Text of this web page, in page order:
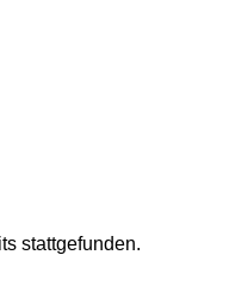
stattgefunden.